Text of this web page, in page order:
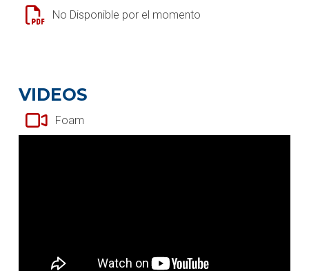
No Disponible por el momento
VIDEOS
Foam